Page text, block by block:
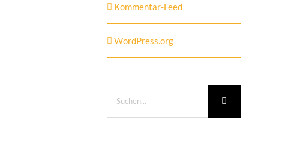
Kommentar-Feed
WordPress.org
nach: